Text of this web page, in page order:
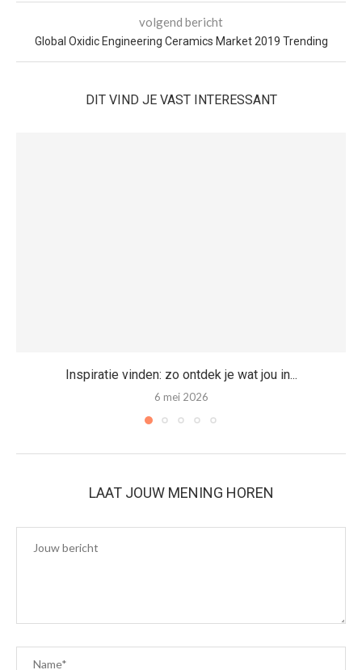
volgend bericht
Global Oxidic Engineering Ceramics Market 2019 Trending
DIT VIND JE VAST INTERESSANT
Inspiratie vinden: zo ontdek je wat jou in...
6 mei 2026
LAAT JOUW MENING HOREN